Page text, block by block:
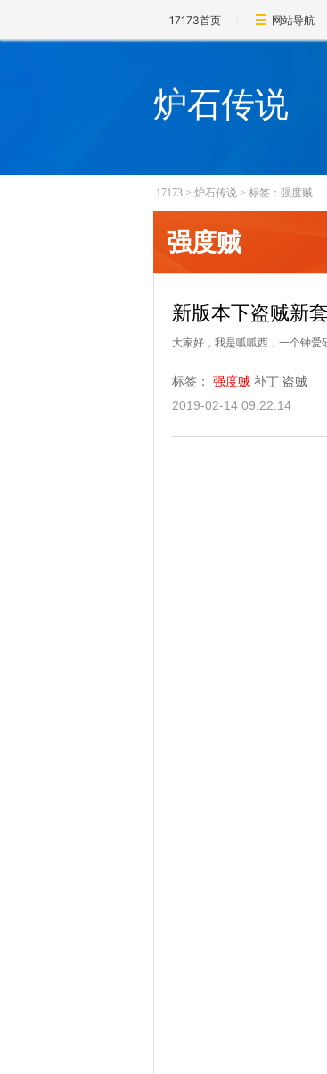
17173首页 网站导航
炉石传说
17173 > 炉石传说 > 标签：强度贼
强度贼
新版本下盗贼新
大家好，我是呱呱西，一个钟爱
标签： 强度贼 补丁 盗贼
2019-02-14 09:22:14